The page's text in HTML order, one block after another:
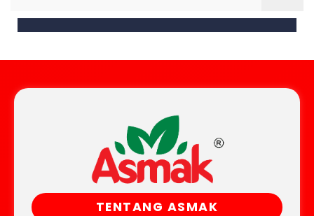
TENTANG ASMAK